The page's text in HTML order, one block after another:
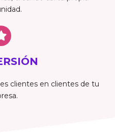
clientes en clientes de tu